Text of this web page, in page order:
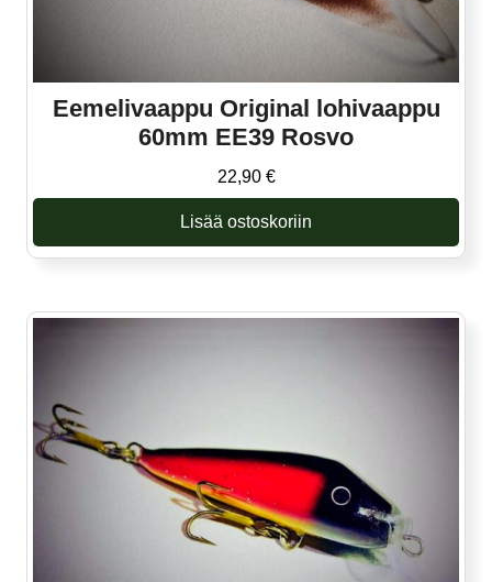
Eemelivaappu Original lohivaappu
60mm EE39 Rosvo
22,90 €
Lisää ostoskoriin